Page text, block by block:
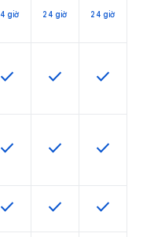
giờ 24 giờ 24 giờ
trợ tính năng này
SKU có hỗ trợ tính năng
check SKU có hỗ trợ
check SKU có
check
hỗ trợ tính năng này
SKU có hỗ trợ tính năng
check SKU có hỗ trợ
check SKU có
check
hỗ trợ tính năng này
SKU có hỗ trợ tính năng
check SKU có hỗ trợ
check SKU có
check